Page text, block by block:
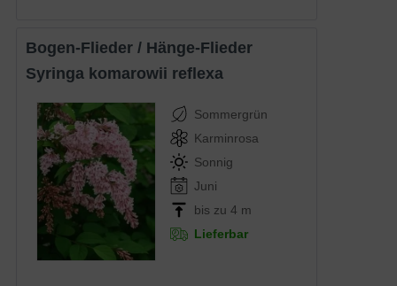
Bogen-Flieder / Hänge-Flieder
Syringa komarowii reflexa
Sommergrün
Karminrosa
Sonnig
Juni
bis zu 4 m
Lieferbar